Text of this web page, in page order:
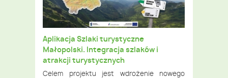
Aplikacja Szlaki turystyczne
Małopolski. Integracja szlaków i
atrakcji turystycznych
Celem projektu jest wdrożenie nowego